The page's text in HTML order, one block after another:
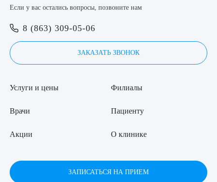
Если у вас остались вопросы, позвоните нам
8 (863) 309-05-06
ЗАКАЗАТЬ ЗВОНОК
Услуги и цены
Врачи
Акции
Филиалы
Пациенту
О клинике
ЗАПИСАТЬСЯ НА ПРИЕМ